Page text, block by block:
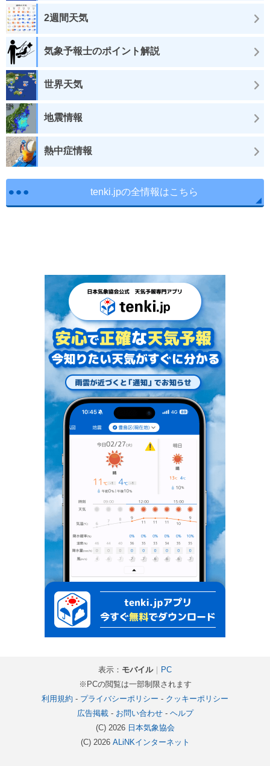
2週間天気
気象予報士のポイント解説
世界天気
地震情報
熱中症情報
tenki.jpの全情報はこちら
表示： モバイル｜ PC
※PCの閲覧は一部制限されます
利用規約 - プライバシーポリシー - クッキーポリシー
広告掲載- お問い合わせ- ヘルプ
(C) 2026 日本気象協会
(C) 2026 ALiNKインターネット